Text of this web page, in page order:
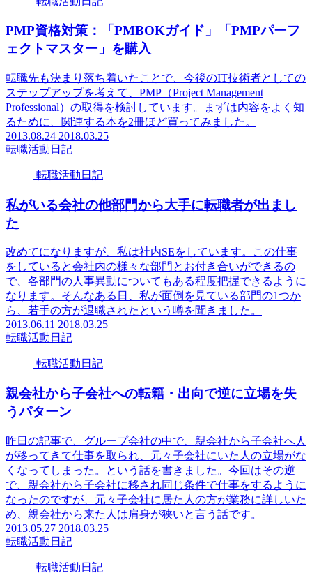
PMP資格対策：「PMBOKガイド」「PMPパーフ
ェクトマスター」を購入
転職先も決まり落ち着いたことで、今後のIT技術者としての
ステップアップを考えて、PMP（Project Management
Professional）の取得を検討しています。まずは内容をよく知
るために、関連する本を2冊ほど買ってみました。
2013.08.24 2018.03.25
転職活動日記
転職活動日記
私がいる会社の他部門から大手に転職者が出まし
た
改めてになりますが、私は社内SEをしています。この仕事
をしていると会社内の様々な部門とお付き合いができるの
で、各部門の人事異動についてもある程度把握できるように
なります。そんなある日、私が面倒を見ている部門の1つか
ら、若手の方が退職されたという噂を聞きました。
2013.06.11 2018.03.25
転職活動日記
転職活動日記
親会社から子会社への転籍・出向で逆に立場を失
うパターン
昨日の記事で、グループ会社の中で、親会社から子会社へ人
が移ってきて仕事を取られ、元々子会社にいた人の立場がな
くなってしまった。という話を書きました。今回はその逆
で、親会社から子会社に移され同じ条件で仕事をするように
なったのですが、元々子会社に居た人の方が業務に詳しいた
め、親会社から来た人は肩身が狭いと言う話です。
2013.05.27 2018.03.25
転職活動日記
転職活動日記